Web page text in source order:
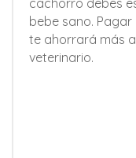
cachorro debes
bebe sano.
te ahorrará más
veterinario.